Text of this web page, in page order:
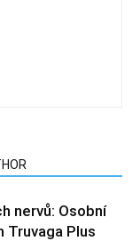
nervů: Osobní
Truvaga Plus